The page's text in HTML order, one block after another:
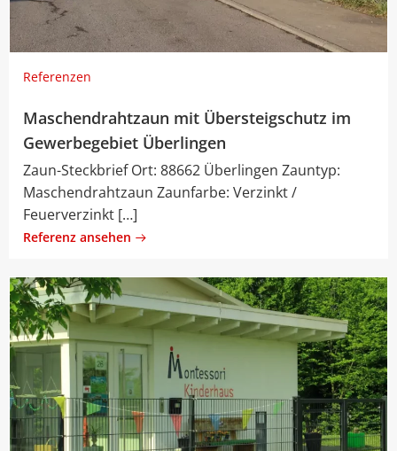
Referenzen
Maschendrahtzaun mit Übersteigschutz im
Gewerbegebiet Überlingen
Zaun-Steckbrief Ort: 88662 Überlingen Zauntyp:
Maschendrahtzaun Zaunfarbe: Verzinkt /
Feuerverzinkt […]
Referenz ansehen